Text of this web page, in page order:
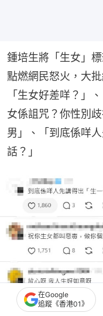
鍾培生將「生女」
點燃網民怒火，大
「生女好差咩？」
女係詛咒？你性別
男」、「到底係咩
話？」
在Google
追蹤《香港01》